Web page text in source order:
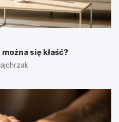
się kłaść?